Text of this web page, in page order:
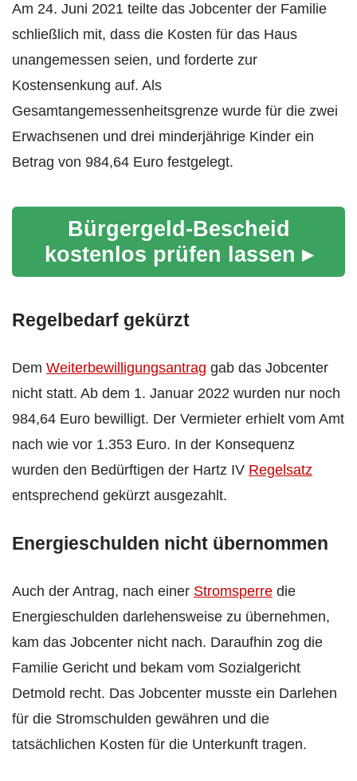
Am 24. Juni 2021 teilte das Jobcenter der Familie
schließlich mit, dass die Kosten für das Haus
unangemessen seien, und forderte zur
Kostensenkung auf. Als
Gesamtangemessenheitsgrenze wurde für die zwei
Erwachsenen und drei minderjährige Kinder ein
Betrag von 984,64 Euro festgelegt.
Bürgergeld-Bescheid
kostenlos prüfen lassen ▸
Regelbedarf gekürzt
Dem Weiterbewilligungsantrag gab das Jobcenter
nicht statt. Ab dem 1. Januar 2022 wurden nur noch
984,64 Euro bewilligt. Der Vermieter erhielt vom Amt
nach wie vor 1.353 Euro. In der Konsequenz
wurden den Bedürftigen der Hartz IV Regelsatz
entsprechend gekürzt ausgezahlt.
Energieschulden nicht übernommen
Auch der Antrag, nach einer Stromsperre die
Energieschulden darlehensweise zu übernehmen,
kam das Jobcenter nicht nach. Daraufhin zog die
Familie Gericht und bekam vom Sozialgericht
Detmold recht. Das Jobcenter musste ein Darlehen
für die Stromschulden gewähren und die
tatsächlichen Kosten für die Unterkunft tragen.